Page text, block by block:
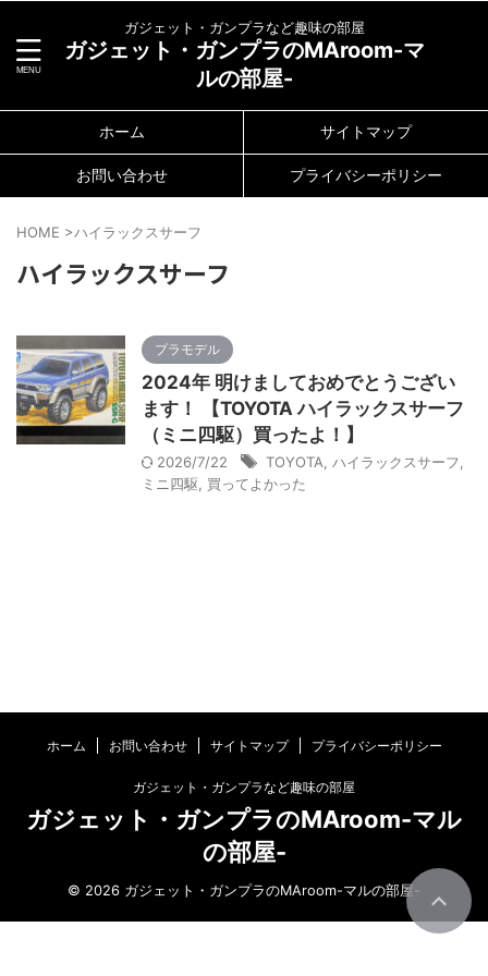
ガジェット・ガンプラなど趣味の部屋
ガジェット・ガンプラのMAroom-マ
ルの部屋-
ホーム サイトマップ
お問い合わせ プライバシーポリシー
HOME >ハイラックスサーフ
ハイラックスサーフ
プラモデル
2024年 明けましておめでとうござい
ます！ 【TOYOTA ハイラックスサーフ
（ミニ四駆）買ったよ！】
2026/7/22 TOYOTA ハイラックスサーフ
ミニ四駆
買ってよかった
ホーム お問い合わせ サイトマップ プライバシーポリシー
ガジェット・ガンプラなど趣味の部屋
ガジェット・ガンプラのMAroom-マル
の部屋-
© 2026 ガジェット・ガンプラのMAroom-マルの部屋-